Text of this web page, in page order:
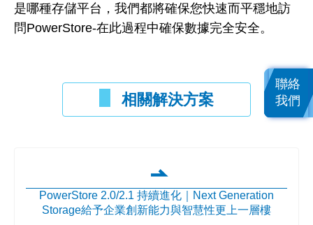
是哪種存儲平台，我們都將確保您快速而平穩地訪
問PowerStore-在此過程中確保數據完全安全。
相關解決方案
PowerStore 2.0/2.1 持續進化｜Next Generation
Storage給予企業創新能力與智慧性更上一層樓
聯絡
我們